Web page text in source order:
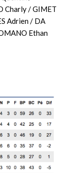
Charly / GIMET
Adrien / DA
Ethan